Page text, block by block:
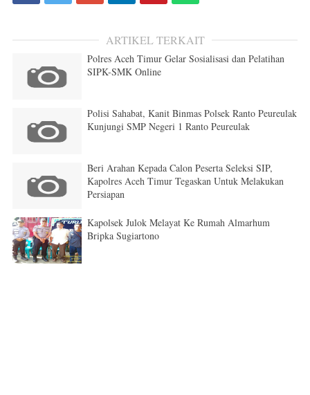
ARTIKEL TERKAIT
Polres Aceh Timur Gelar Sosialisasi dan Pelatihan
SIPK-SMK Online
Polisi Sahabat, Kanit Binmas Polsek Ranto Peureulak
Kunjungi SMP Negeri 1 Ranto Peureulak
Beri Arahan Kepada Calon Peserta Seleksi SIP,
Kapolres Aceh Timur Tegaskan Untuk Melakukan
Persiapan
Kapolsek Julok Melayat Ke Rumah Almarhum
Bripka Sugiartono